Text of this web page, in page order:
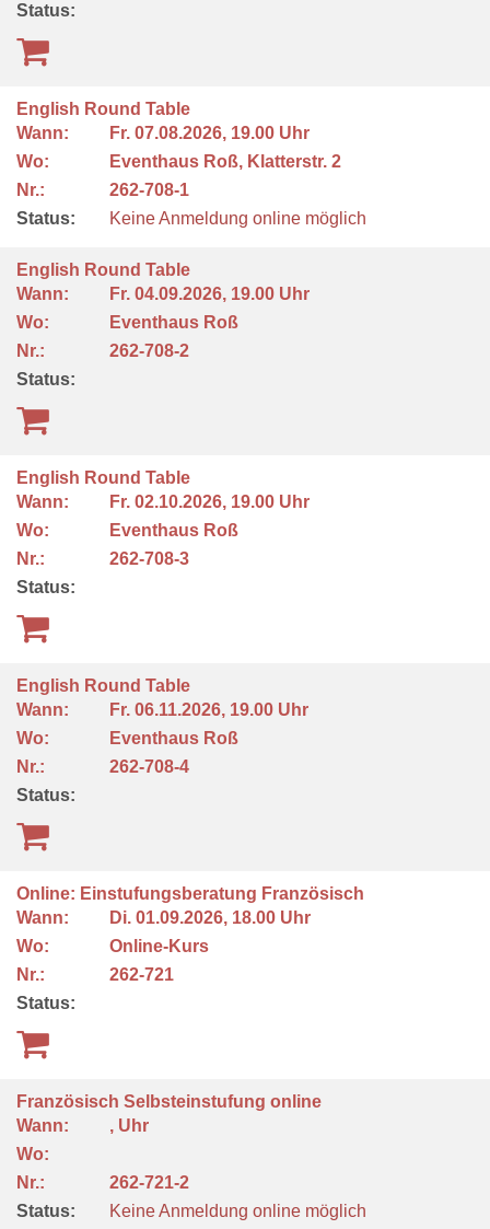
Status:
English Round Table
Wann:
Fr. 07.08.2026, 19.00 Uhr
Wo:
Eventhaus Roß, Klatterstr. 2
Nr.:
262-708-1
Status:
Keine Anmeldung online möglich
English Round Table
Wann:
Fr. 04.09.2026, 19.00 Uhr
Wo:
Eventhaus Roß
Nr.:
262-708-2
Status:
English Round Table
Wann:
Fr. 02.10.2026, 19.00 Uhr
Wo:
Eventhaus Roß
Nr.:
262-708-3
Status:
English Round Table
Wann:
Fr. 06.11.2026, 19.00 Uhr
Wo:
Eventhaus Roß
Nr.:
262-708-4
Status:
Online: Einstufungsberatung Französisch
Wann:
Di. 01.09.2026, 18.00 Uhr
Wo:
Online-Kurs
Nr.:
262-721
Status:
Französisch Selbsteinstufung online
Wann:
, Uhr
Wo:
Nr.:
262-721-2
Status:
Keine Anmeldung online möglich